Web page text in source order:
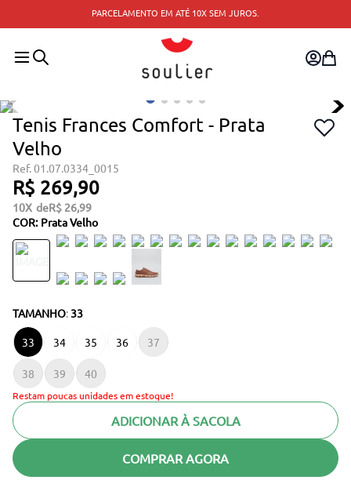
PARCELAMENTO EM ATÉ 10X SEM JUROS.
Tenis Frances Comfort - Prata
Velho
01.07.0334_0015
R$ 269,90
10 R$ 26,99
COR: Prata Velho
TAMANHO: 33
33 34 35 36 37
38 39 40
Restam poucas unidades em estoque!
ADICIONAR À SACOLA
COMPRAR AGORA